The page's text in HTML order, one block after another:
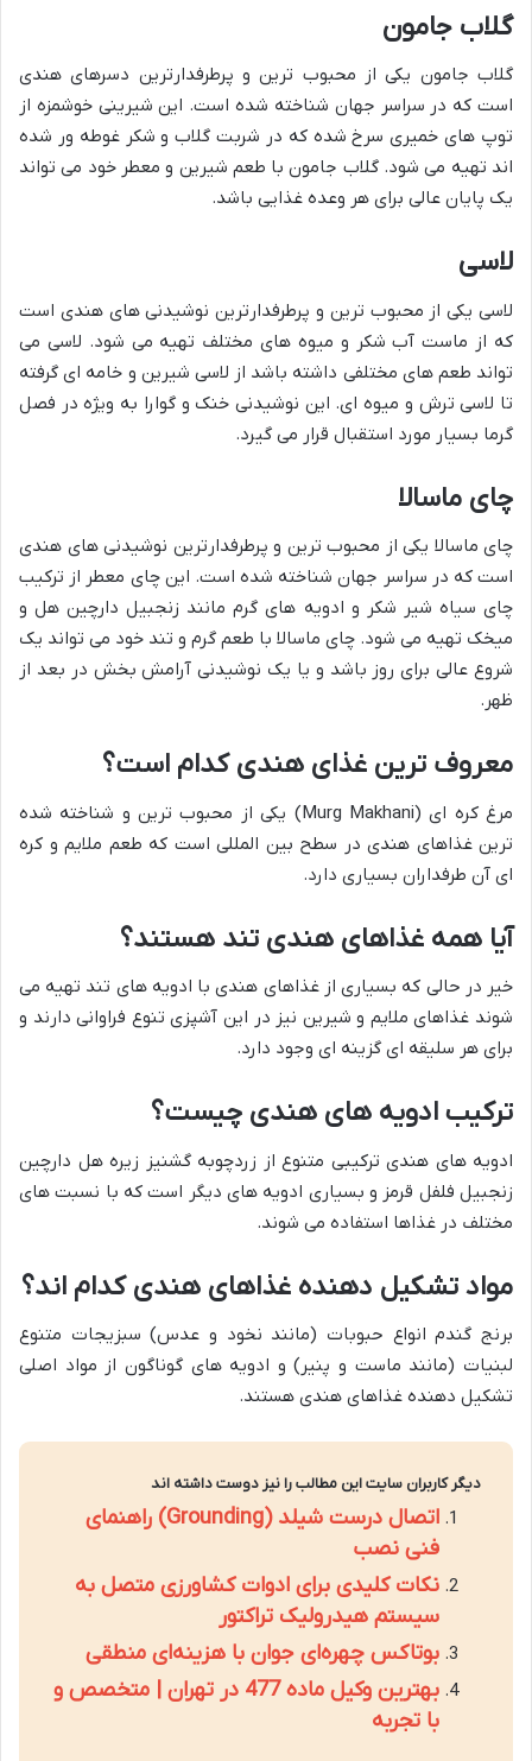
گلاب جامون
گلاب جامون یکی از محبوب ترین و پرطرفدارترین دسرهای هندی
است که در سراسر جهان شناخته شده است. این شیرینی خوشمزه از
توپ های خمیری سرخ شده که در شربت گلاب و شکر غوطه ور شده
اند تهیه می شود. گلاب جامون با طعم شیرین و معطر خود می تواند
یک پایان عالی برای هر وعده غذایی باشد.
لاسی
لاسی یکی از محبوب ترین و پرطرفدارترین نوشیدنی های هندی است
که از ماست آب شکر و میوه های مختلف تهیه می شود. لاسی می
تواند طعم های مختلفی داشته باشد از لاسی شیرین و خامه ای گرفته
تا لاسی ترش و میوه ای. این نوشیدنی خنک و گوارا به ویژه در فصل
گرما بسیار مورد استقبال قرار می گیرد.
چای ماسالا
چای ماسالا یکی از محبوب ترین و پرطرفدارترین نوشیدنی های هندی
است که در سراسر جهان شناخته شده است. این چای معطر از ترکیب
چای سیاه شیر شکر و ادویه های گرم مانند زنجبیل دارچین هل و
میخک تهیه می شود. چای ماسالا با طعم گرم و تند خود می تواند یک
شروع عالی برای روز باشد و یا یک نوشیدنی آرامش بخش در بعد از
ظهر.
معروف ترین غذای هندی کدام است؟
مرغ کره ای (Murg Makhani) یکی از محبوب ترین و شناخته شده
ترین غذاهای هندی در سطح بین المللی است که طعم ملایم و کره
ای آن طرفداران بسیاری دارد.
آیا همه غذاهای هندی تند هستند؟
خیر در حالی که بسیاری از غذاهای هندی با ادویه های تند تهیه می
شوند غذاهای ملایم و شیرین نیز در این آشپزی تنوع فراوانی دارند و
برای هر سلیقه ای گزینه ای وجود دارد.
ترکیب ادویه های هندی چیست؟
ادویه های هندی ترکیبی متنوع از زردچوبه گشنیز زیره هل دارچین
زنجبیل فلفل قرمز و بسیاری ادویه های دیگر است که با نسبت های
مختلف در غذاها استفاده می شوند.
مواد تشکیل دهنده غذاهای هندی کدام اند؟
برنج گندم انواع حبوبات (مانند نخود و عدس) سبزیجات متنوع
لبنیات (مانند ماست و پنیر) و ادویه های گوناگون از مواد اصلی
تشکیل دهنده غذاهای هندی هستند.
دیگر کاربران سایت این مطالب را نیز دوست داشته اند
اتصال درست شیلد (Grounding) راهنمای
فنی نصب
نکات کلیدی برای ادوات کشاورزی متصل به
سیستم هیدرولیک تراکتور
بوتاکس چهره‌ای جوان با هزینه‌ای منطقی
بهترین وکیل ماده 477 در تهران | متخصص و
با تجربه